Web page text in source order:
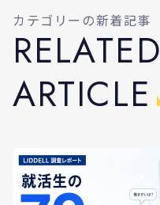
カテゴリーの新着記事
RELATED
ARTICLE